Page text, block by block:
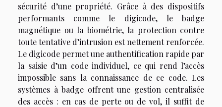
sécurité d’une propriété. Grâce à des dispositifs
performants comme le digicode, le badge
magnétique ou la biométrie, la protection contre
toute tentative d’intrusion est nettement renforcée.
Le digicode permet une authentification rapide par
la saisie d’un code individuel, ce qui rend l’accès
impossible sans la connaissance de ce code. Les
systèmes à badge offrent une gestion centralisée
des accès : en cas de perte ou de vol, il suffit de